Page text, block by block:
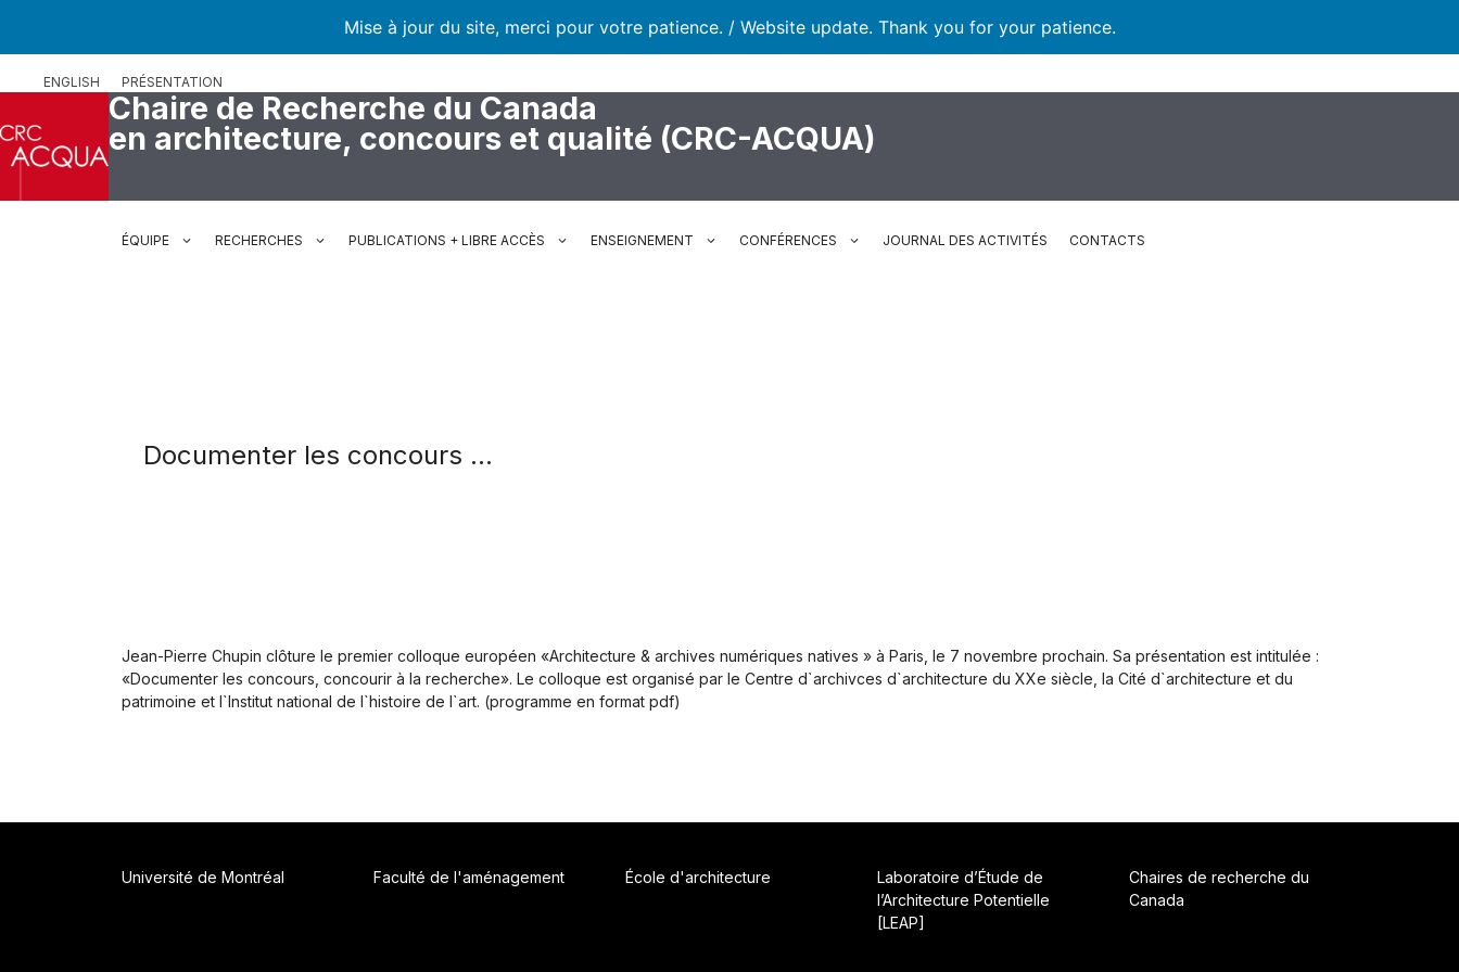
Mise à jour du site, merci pour votre patience. / Website update. Thank you for your patience.
ENGLISH PRÉSENTATION
Chaire de Recherche du Canada
en architecture, concours et qualité (CRC-ACQUA)
ÉQUIPE RECHERCHES PUBLICATIONS + LIBRE ACCÈS ENSEIGNEMENT CONFÉRENCES JOURNAL DES ACTIVITÉS CONTACTS
Documenter les concours …
Jean-Pierre Chupin clôture le premier colloque européen «Architecture & archives numériques natives » à Paris, le 7 novembre prochain. Sa présentation est intitulée :
«Documenter les concours, concourir à la recherche». Le colloque est organisé par le Centre d`archivces d`architecture du XXe siècle, la Cité d`architecture et du
patrimoine et l`Institut national de l`histoire de l`art. (programme en format pdf)
Université de Montréal Faculté de l'aménagement École d'architecture
Laboratoire d’Étude de
l’Architecture Potentielle
[LEAP]
Chaires de recherche du
Canada